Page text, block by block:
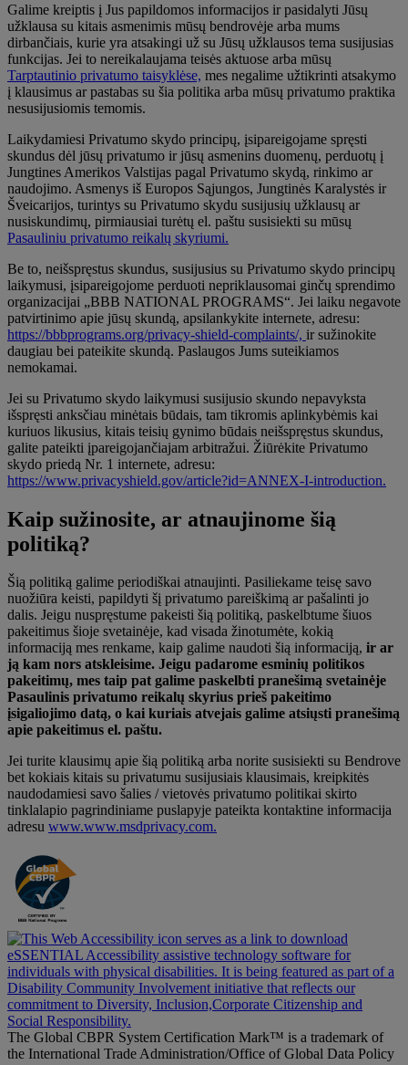
Galime kreiptis į Jus papildomos informacijos ir pasidalyti Jūsų
užklausa su kitais asmenimis mūsų bendrovėje arba mums
dirbančiais, kurie yra atsakingi už su Jūsų užklausos tema susijusias
funkcijas. Jei to nereikalaujama teisės aktuose arba mūsų
Tarptautinio privatumo taisyklėse, mes negalime užtikrinti atsakymo
į klausimus ar pastabas su šia politika arba mūsų privatumo praktika
nesusijusiomis temomis.
Laikydamiesi Privatumo skydo principų, įsipareigojame spręsti
skundus dėl jūsų privatumo ir jūsų asmenins duomenų, perduotų į
Jungtines Amerikos Valstijas pagal Privatumo skydą, rinkimo ar
naudojimo. Asmenys iš Europos Sąjungos, Jungtinės Karalystės ir
Šveicarijos, turintys su Privatumo skydu susijusių užklausų ar
nusiskundimų, pirmiausiai turėtų el. paštu susisiekti su mūsų
Pasauliniu privatumo reikalų skyriumi.
Be to, neišspręstus skundus, susijusius su Privatumo skydo principų
laikymusi, įsipareigojome perduoti nepriklausomai ginčų sprendimo
organizacijai „BBB NATIONAL PROGRAMS“. Jei laiku negavote
patvirtinimo apie jūsų skundą, apsilankykite internete, adresu:
https://bbbprograms.org/privacy-shield-complaints/, ir sužinokite
daugiau bei pateikite skundą. Paslaugos Jums suteikiamos
nemokamai.
Jei su Privatumo skydo laikymusi susijusio skundo nepavyksta
išspręsti anksčiau minėtais būdais, tam tikromis aplinkybėmis kai
kuriuos likusius, kitais teisių gynimo būdais neišspręstus skundus,
galite pateikti įpareigojančiajam arbitražui. Žiūrėkite Privatumo
skydo priedą Nr. 1 internete, adresu:
https://www.privacyshield.gov/article?id=ANNEX-I-introduction.
Kaip sužinosite, ar atnaujinome šią
politiką?
Šią politiką galime periodiškai atnaujinti. Pasiliekame teisę savo
nuožiūra keisti, papildyti šį privatumo pareiškimą ar pašalinti jo
dalis. Jeigu nuspręstume pakeisti šią politiką, paskelbtume šiuos
pakeitimus šioje svetainėje, kad visada žinotumėte, kokią
informaciją mes renkame, kaip galime naudoti šią informaciją, ir ar
ją kam nors atskleisime. Jeigu padarome esminių politikos
pakeitimų, mes taip pat galime paskelbti pranešimą svetainėje
Pasaulinis privatumo reikalų skyrius prieš pakeitimo
įsigaliojimo datą, o kai kuriais atvejais galime atsiųsti pranešimą
apie pakeitimus el. paštu.
Jei turite klausimų apie šią politiką arba norite susisiekti su Bendrove
bet kokiais kitais su privatumu susijusiais klausimais, kreipkitės
naudodamiesi savo šalies / vietovės privatumo politikai skirto
tinklalapio pagrindiniame puslapyje pateikta kontaktine informacija
adresu www.www.msdprivacy.com.
The Global CBPR System Certification Mark™ is a trademark of
the International Trade Administration/Office of Global Data Policy